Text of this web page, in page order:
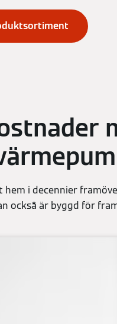
i decennier
också är byggd för